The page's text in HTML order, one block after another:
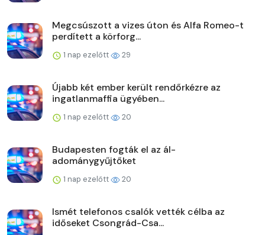
Megcsúszott a vizes úton és Alfa Romeo-t
perdített a körforg...
1 nap ezelőtt 29
Újabb két ember került rendőrkézre az
ingatlanmaffia ügyében...
1 nap ezelőtt 20
Budapesten fogták el az ál-
adománygyűjtőket
1 nap ezelőtt 20
Ismét telefonos csalók vették célba az
időseket Csongrád-Csa...